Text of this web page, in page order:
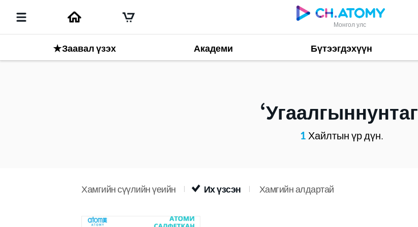
Монгол улс
★Заавал үзэх Академи Бүтээгдэхүүн
Угаалгыннунтаг
1Хайлтын үр дүн.
Хамгийн сүүлийн үеийн Их үзсэн Хамгийн алдартай